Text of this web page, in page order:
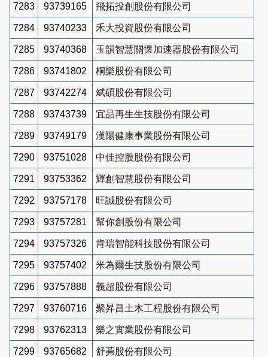
7283 93739165 飛拓投創股份有限公司
7284 93740233 禾大投資股份有限公司
7285 93740368 玉韻智慧關懷加速器股份有限公司
7286 93741802 桐樂股份有限公司
7287 93742274 斌碩股份有限公司
7288 93743739 宜品再生生技股份有限公司
7289 93749179 漢陽健康事業股份有限公司
7290 93751028 中佳控股股份有限公司
7291 93753362 輝創智慧股份有限公司
7292 93757178 旺誠股份有限公司
7293 93757281 幫你創股份有限公司
7294 93757326 肯瑞智能科技股份有限公司
7295 93757402 米為爾生技股份有限公司
7296 93757888 義超股份有限公司
7297 93760716 聚昇昌土木工程股份有限公司
7298 93762313 樂之實業股份有限公司
7299 93765682 舒茀股份有限公司